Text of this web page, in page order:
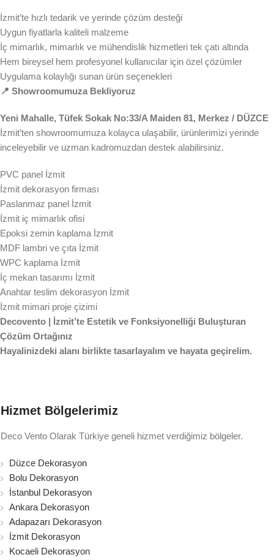
İzmit’te hızlı tedarik ve yerinde çözüm desteği
Uygun fiyatlarla kaliteli malzeme
İç mimarlık, mimarlık ve mühendislik hizmetleri tek çatı altında
Hem bireysel hem profesyonel kullanıcılar için özel çözümler
Uygulama kolaylığı sunan ürün seçenekleri
📍 Showroomumuza Bekliyoruz
Yeni Mahalle, Tüfek Sokak No:33/A Maiden 81, Merkez / DÜZCE
İzmit’ten showroomumuza kolayca ulaşabilir, ürünlerimizi yerinde
inceleyebilir ve uzman kadromuzdan destek alabilirsiniz.
PVC panel İzmit
İzmit dekorasyon firması
Paslanmaz panel İzmit
İzmit iç mimarlık ofisi
Epoksi zemin kaplama İzmit
MDF lambri ve çıta İzmit
WPC kaplama İzmit
İç mekan tasarımı İzmit
Anahtar teslim dekorasyon İzmit
İzmit mimari proje çizimi
Decovento | İzmit’te Estetik ve Fonksiyonelliği Buluşturan
Çözüm Ortağınız
Hayalinizdeki alanı birlikte tasarlayalım ve hayata geçirelim.
Hizmet Bölgelerimiz
Deco Vento Olarak Türkiye geneli hizmet verdiğimiz bölgeler.
Düzce Dekorasyon
Bolu Dekorasyon
İstanbul Dekorasyon
Ankara Dekorasyon
Adapazarı Dekorasyon
İzmit Dekorasyon
Kocaeli Dekorasyon